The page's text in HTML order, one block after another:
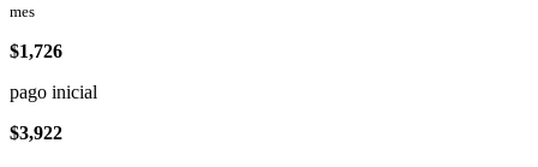
mes
$1,726
pago inicial
$3,922